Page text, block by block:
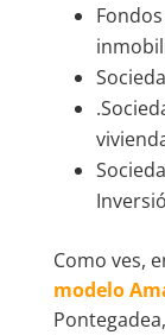
Como ves,
modelo